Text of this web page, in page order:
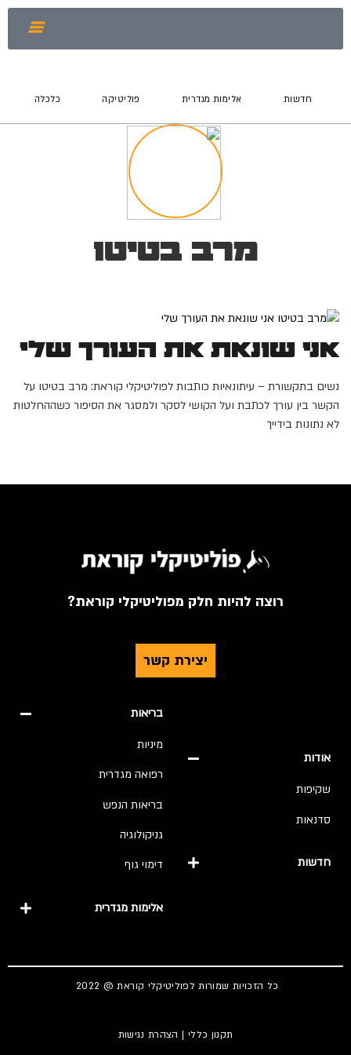
חדשות אלימות מגדרית פוליטיקה כלכלה
מרב בטיטו
אני שונאת את העורך שלי
נשים בתקשורת – עיתונאיות כותבות לפוליטיקלי קוראת: מרב בטיטו על
הקשר בין עורך לכתבת ועל הקושי לסקר ולמסגר את הסיפור כשההחלטות
לא נתונות בידייך
רוצה להיות חלק מפוליטיקלי קוראת?
יצירת קשר
אודות
שקיפות
סדנאות
חדשות
בריאות
מיניות
רפואה מגדרית
בריאות הנפש
גניקולוגיה
דימוי גוף
אלימות מגדרית
כל הזכויות שמורות לפוליטיקלי קוראת @ 2022
תקנון כללי | הצהרת נגישות